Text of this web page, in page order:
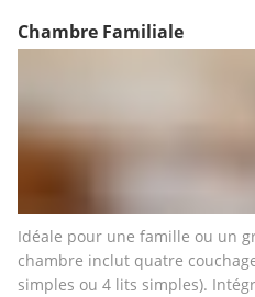
Chambre Familiale
Idéale pour une famille ou un
chambre inclut quatre
simples ou 4 lits simples).